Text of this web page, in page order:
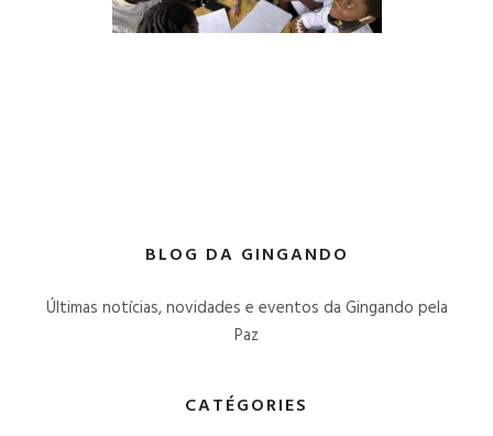
BLOG DA GINGANDO
Últimas notícias, novidades e eventos da Gingando pela
Paz
CATÉGORIES